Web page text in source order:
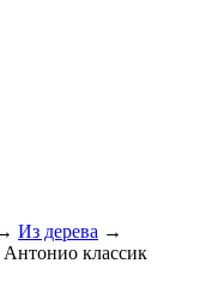
Из дерева →
классик